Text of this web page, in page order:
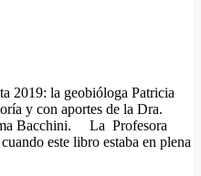
2019: la geobióloga Patricia
y con aportes de la Dra.
Bacchini. La Profesora
este libro estaba en plena